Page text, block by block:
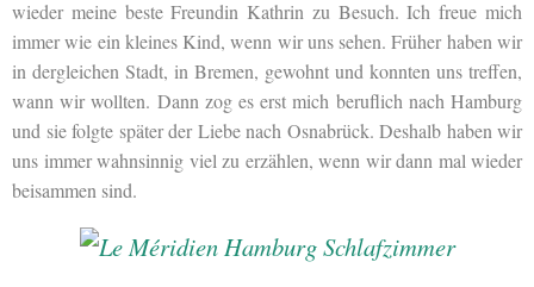
wieder meine beste Freundin Kathrin zu Besuch. Ich freue mich
immer wie ein kleines Kind, wenn wir uns sehen. Früher haben wir
in dergleichen Stadt, in Bremen, gewohnt und konnten uns treffen,
wann wir wollten. Dann zog es erst mich beruflich nach Hamburg
und sie folgte später der Liebe nach Osnabrück. Deshalb haben wir
uns immer wahnsinnig viel zu erzählen, wenn wir dann mal wieder
beisammen sind.